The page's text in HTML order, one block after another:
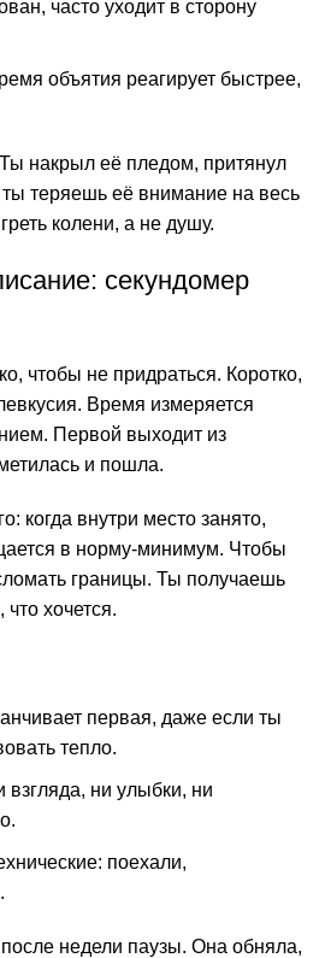
часто уходит в сторону
объятия реагирует быстрее,
накрыл её пледом, притянул
теряешь её внимание на весь
колени, а не душу.
секундомер
чтобы не придраться. Коротко,
Время измеряется
Первой выходит из
и пошла.
когда внутри место занято,
в норму-минимум. Чтобы
границы. Ты получаешь
что хочется.
первая, даже если ты
тепло.
взгляда, ни улыбки, ни
поехали,
после недели паузы. Она обняла,